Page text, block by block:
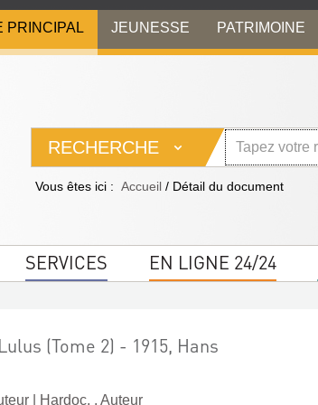
PRINCIPAL JEUNESSE PATRIMOINE
RECHERCHE
Vous êtes ici : Accueil / Détail du document
SERVICES EN LIGNE 24/24
(Tome 2) - 1915, Hans
Hardoc, . Auteur